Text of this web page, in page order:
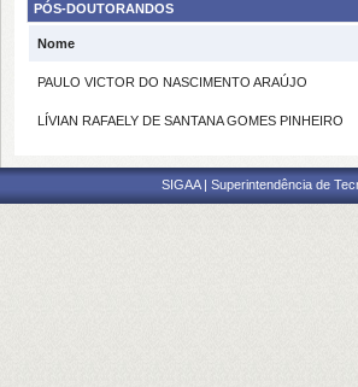
PÓS-DOUTORANDOS
Nome
PAULO VICTOR DO NASCIMENTO ARAÚJO
LÍVIAN RAFAELY DE SANTANA GOMES PINHEIRO
SIGAA | Superintendência de